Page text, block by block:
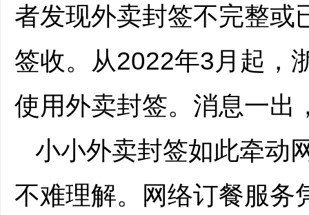
者发现外卖封签不完整或
签收。从2022年3月起，
使用外卖封签。消息一出
小小外卖封签如此牵动
不难理解。网络订餐服务